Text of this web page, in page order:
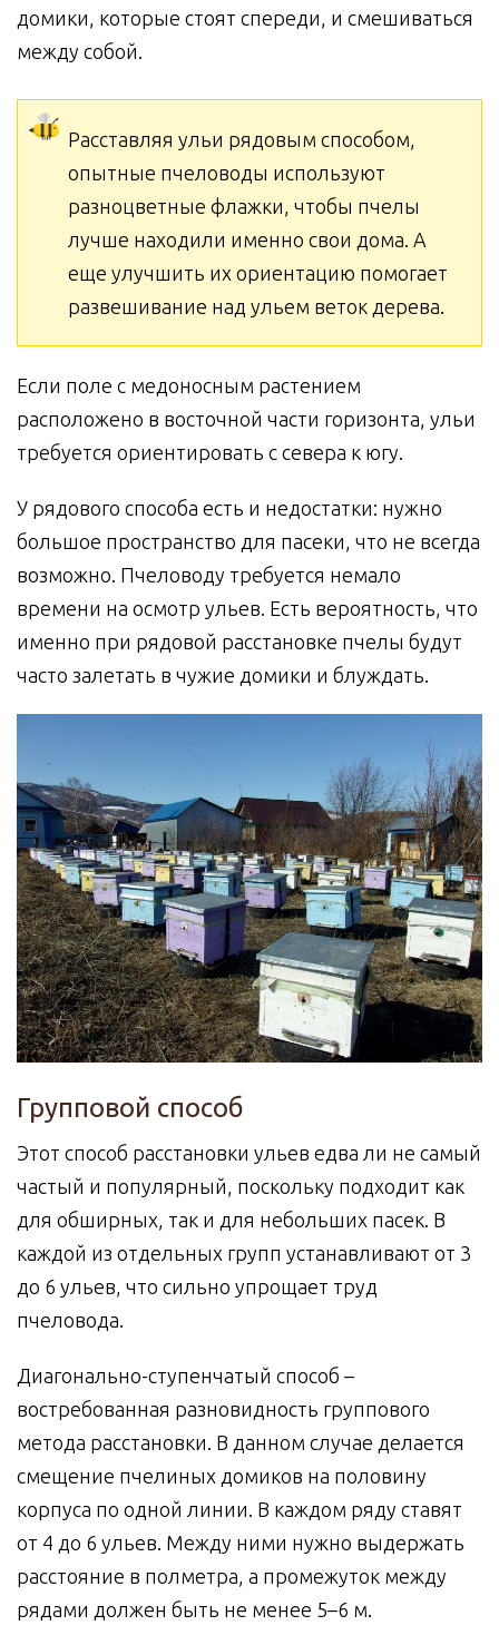
домики, которые стоят спереди, и смешиваться
между собой.
Расставляя ульи рядовым способом,
опытные пчеловоды используют
разноцветные флажки, чтобы пчелы
лучше находили именно свои дома. А
еще улучшить их ориентацию помогает
развешивание над ульем веток дерева.
Если поле с медоносным растением
расположено в восточной части горизонта, ульи
требуется ориентировать с севера к югу.
У рядового способа есть и недостатки: нужно
большое пространство для пасеки, что не всегда
возможно. Пчеловоду требуется немало
времени на осмотр ульев. Есть вероятность, что
именно при рядовой расстановке пчелы будут
часто залетать в чужие домики и блуждать.
Групповой способ
Этот способ расстановки ульев едва ли не самый
частый и популярный, поскольку подходит как
для обширных, так и для небольших пасек. В
каждой из отдельных групп устанавливают от 3
до 6 ульев, что сильно упрощает труд
пчеловода.
Диагонально-ступенчатый способ –
востребованная разновидность группового
метода расстановки. В данном случае делается
смещение пчелиных домиков на половину
корпуса по одной линии. В каждом ряду ставят
от 4 до 6 ульев. Между ними нужно выдержать
расстояние в полметра, а промежуток между
рядами должен быть не менее 5–6 м.